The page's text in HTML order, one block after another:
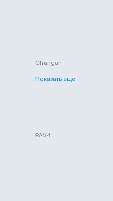
Changan
Показать еще
RAV4